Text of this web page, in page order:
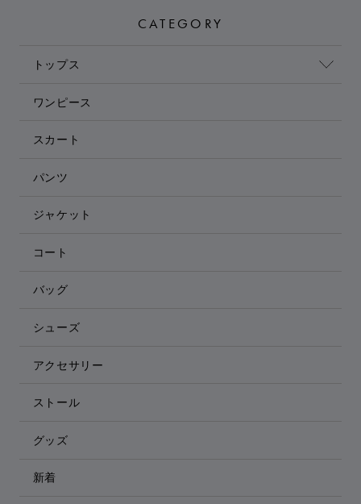
CATEGORY
トップス
ワンピース
スカート
パンツ
ジャケット
コート
バッグ
シューズ
アクセサリー
ストール
グッズ
新着